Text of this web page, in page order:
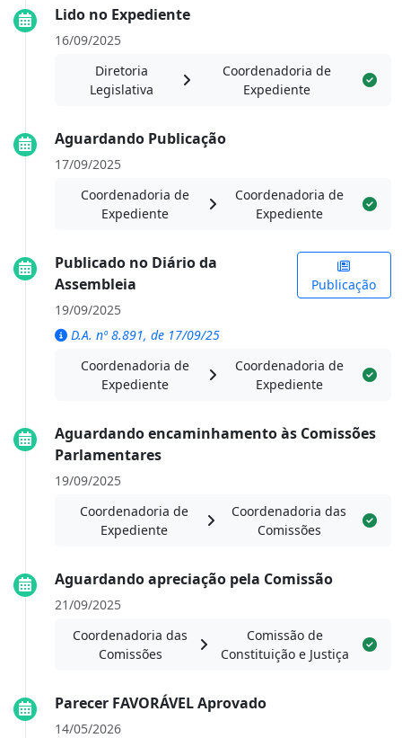
Lido no Expediente
16/09/2025
Diretoria
Legislativa
Coordenadoria de
Expediente
Aguardando Publicação
17/09/2025
Coordenadoria de
Expediente
Coordenadoria de
Expediente
Publicado no Diário da
Assembleia
Publicação
19/09/2025
D.A. nº 8.891, de 17/09/25
Coordenadoria de
Expediente
Coordenadoria de
Expediente
Aguardando encaminhamento às Comissões
Parlamentares
19/09/2025
Coordenadoria de
Expediente
Coordenadoria das
Comissões
Aguardando apreciação pela Comissão
21/09/2025
Coordenadoria das
Comissões
Comissão de
Constituição e Justiça
Parecer FAVORÁVEL Aprovado
14/05/2026